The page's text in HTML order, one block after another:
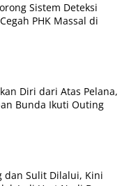
Sistem Deteksi
PHK Massal di
Diri dari Atas Pelana,
Bunda Ikuti Outing
dan Sulit Dilalui, Kini